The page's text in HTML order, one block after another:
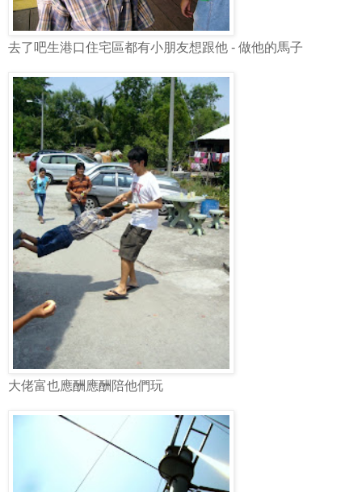
去了吧生港口住宅區都有小朋友想跟他 - 做他的馬子
大佬富也應酬應酬陪他們玩